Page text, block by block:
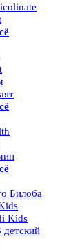
Билоба
Kids